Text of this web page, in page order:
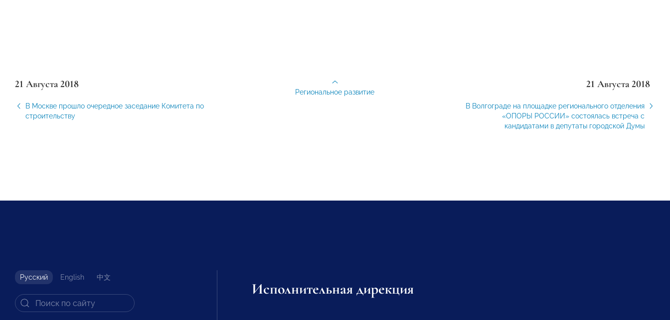
21 Августа 2018
В Москве прошло очередное заседание Комитета по
строительству
21 Августа 2018
В Волгограде на площадке регионального отделения
«ОПОРЫ РОССИИ» состоялась встреча с
кандидатами в депутаты городской Думы
Региональное развитие
Русский English 中文
Исполнительная дирекция